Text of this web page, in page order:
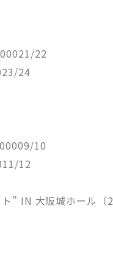
22
24
10
12
” IN 大阪城ホール（2